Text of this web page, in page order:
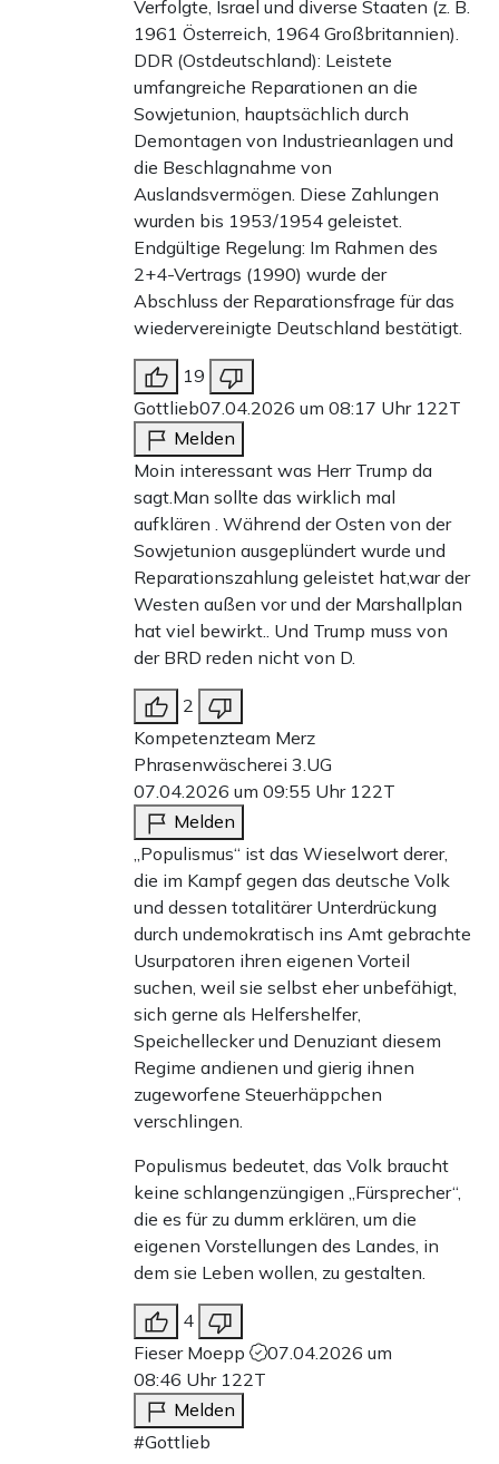
Verfolgte, Israel und diverse Staaten (z. B.
1961 Österreich, 1964 Großbritannien).
DDR (Ostdeutschland): Leistete
umfangreiche Reparationen an die
Sowjetunion, hauptsächlich durch
Demontagen von Industrieanlagen und
die Beschlagnahme von
Auslandsvermögen. Diese Zahlungen
wurden bis 1953/1954 geleistet.
Endgültige Regelung: Im Rahmen des
2+4-Vertrags (1990) wurde der
Abschluss der Reparationsfrage für das
wiedervereinigte Deutschland bestätigt.
19
Gottlieb07.04.2026 um 08:17 Uhr 122T
Melden
Moin interessant was Herr Trump da
sagt.Man sollte das wirklich mal
aufklären . Während der Osten von der
Sowjetunion ausgeplündert wurde und
Reparationszahlung geleistet hat,war der
Westen außen vor und der Marshallplan
hat viel bewirkt.. Und Trump muss von
der BRD reden nicht von D.
2
Kompetenzteam Merz
Phrasenwäscherei 3.UG
07.04.2026 um 09:55 Uhr 122T
Melden
„Populismus“ ist das Wieselwort derer,
die im Kampf gegen das deutsche Volk
und dessen totalitärer Unterdrückung
durch undemokratisch ins Amt gebrachte
Usurpatoren ihren eigenen Vorteil
suchen, weil sie selbst eher unbefähigt,
sich gerne als Helfershelfer,
Speichellecker und Denuziant diesem
Regime andienen und gierig ihnen
zugeworfene Steuerhäppchen
verschlingen.
Populismus bedeutet, das Volk braucht
keine schlangenzüngigen „Fürsprecher“,
die es für zu dumm erklären, um die
eigenen Vorstellungen des Landes, in
dem sie Leben wollen, zu gestalten.
4
Fieser Moepp
07.04.2026 um
08:46 Uhr 122T
Melden
#Gottlieb